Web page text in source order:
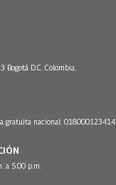
Bogotá D.C. Colombia.
gratuita nacional: 018000123414
a 5:00 p.m.